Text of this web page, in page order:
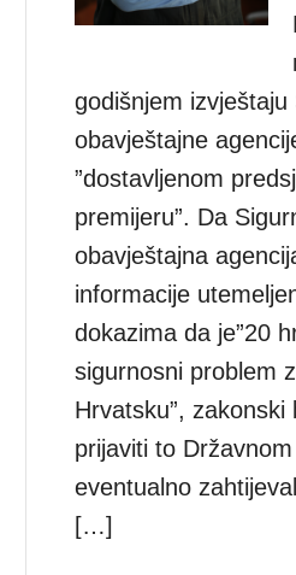
godišnjem izvještaju
obavještajne
”dostavljenom
premijeru”. Da
obavještajna
informacije
dokazima da je”20
sigurnosni problem
Hrvatsku”, zakonski
prijaviti to
eventualno
[…]